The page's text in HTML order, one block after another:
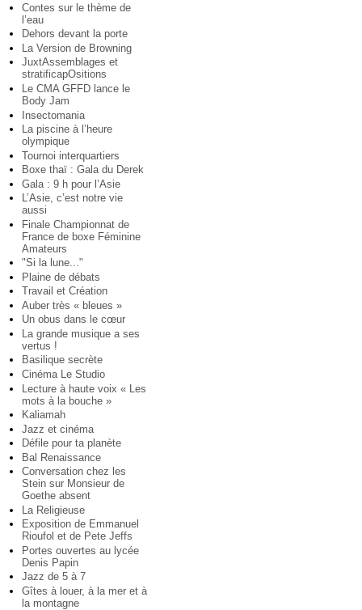
Contes sur le thème de
l’eau
Dehors devant la porte
La Version de Browning
JuxtAssemblages et
stratificapOsitions
Le CMA GFFD lance le
Body Jam
Insectomania
La piscine à l’heure
olympique
Tournoi interquartiers
Boxe thaï : Gala du Derek
Gala : 9 h pour l’Asie
L’Asie, c’est notre vie
aussi
Finale Championnat de
France de boxe Féminine
Amateurs
"Si la lune..."
Plaine de débats
Travail et Création
Auber très « bleues »
Un obus dans le cœur
La grande musique a ses
vertus !
Basilique secrète
Cinéma Le Studio
Lecture à haute voix « Les
mots à la bouche »
Kaliamah
Jazz et cinéma
Défile pour ta planète
Bal Renaissance
Conversation chez les
Stein sur Monsieur de
Goethe absent
La Religieuse
Exposition de Emmanuel
Rioufol et de Pete Jeffs
Portes ouvertes au lycée
Denis Papin
Jazz de 5 à 7
Gîtes à louer, à la mer et à
la montagne